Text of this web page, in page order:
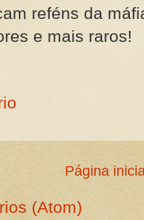
reféns da
e mais raros!
Página
(Atom)